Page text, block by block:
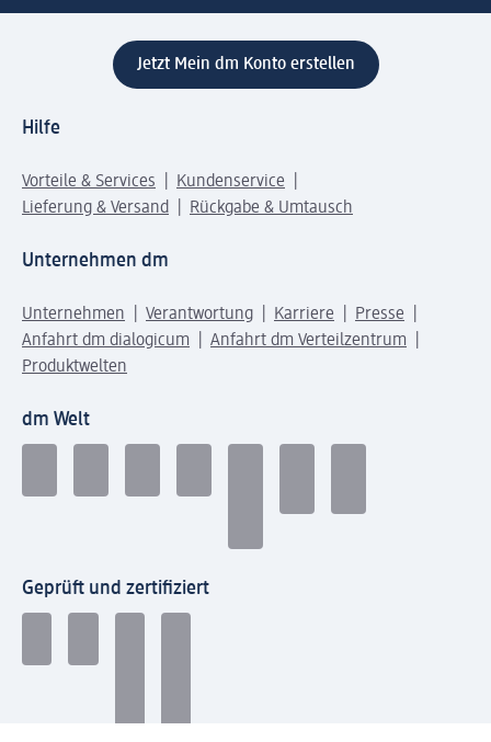
Jetzt Mein dm Konto erstellen
Hilfe
Vorteile & Services
Kundenservice
Lieferung & Versand
Rückgabe & Umtausch
Unternehmen dm
Unternehmen Verantwortung Karriere
Presse
Anfahrt dm dialogicum
Anfahrt dm Verteilzentrum
Produktwelten
dm Welt
Geprüft und zertifiziert